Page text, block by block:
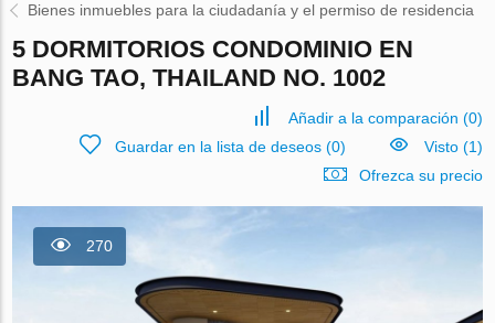
Bienes inmuebles para la ciudadanía y el permiso de residencia
5 DORMITORIOS CONDOMINIO EN
BANG TAO, THAILAND NO. 1002
Añadir a la comparación (0)
Guardar en la lista de deseos(0)
Visto (1)
Ofrezca su precio
270